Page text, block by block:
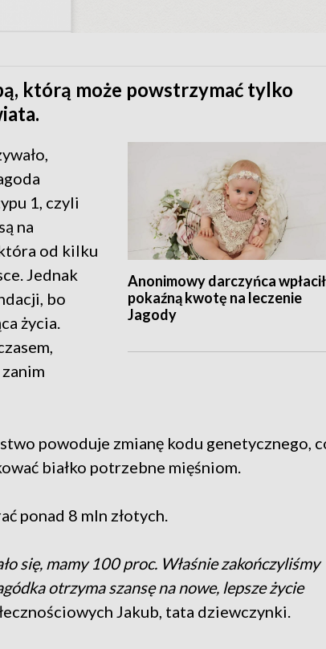
którą może powstrzymać tylko
Anonimowy darczyńca wpłacił
pokaźną kwotę na leczenie
Jagody
1, czyli
na
od kilku
Jednak
bo
życia.
powoduje zmianę kodu genetycznego,
białko potrzebne mięśniom.
ponad 8 mln złotych.
się, mamy 100 proc. Właśnie zakończyliśmy
otrzyma szansę na nowe, lepsze życie
Jakub, tata dziewczynki.